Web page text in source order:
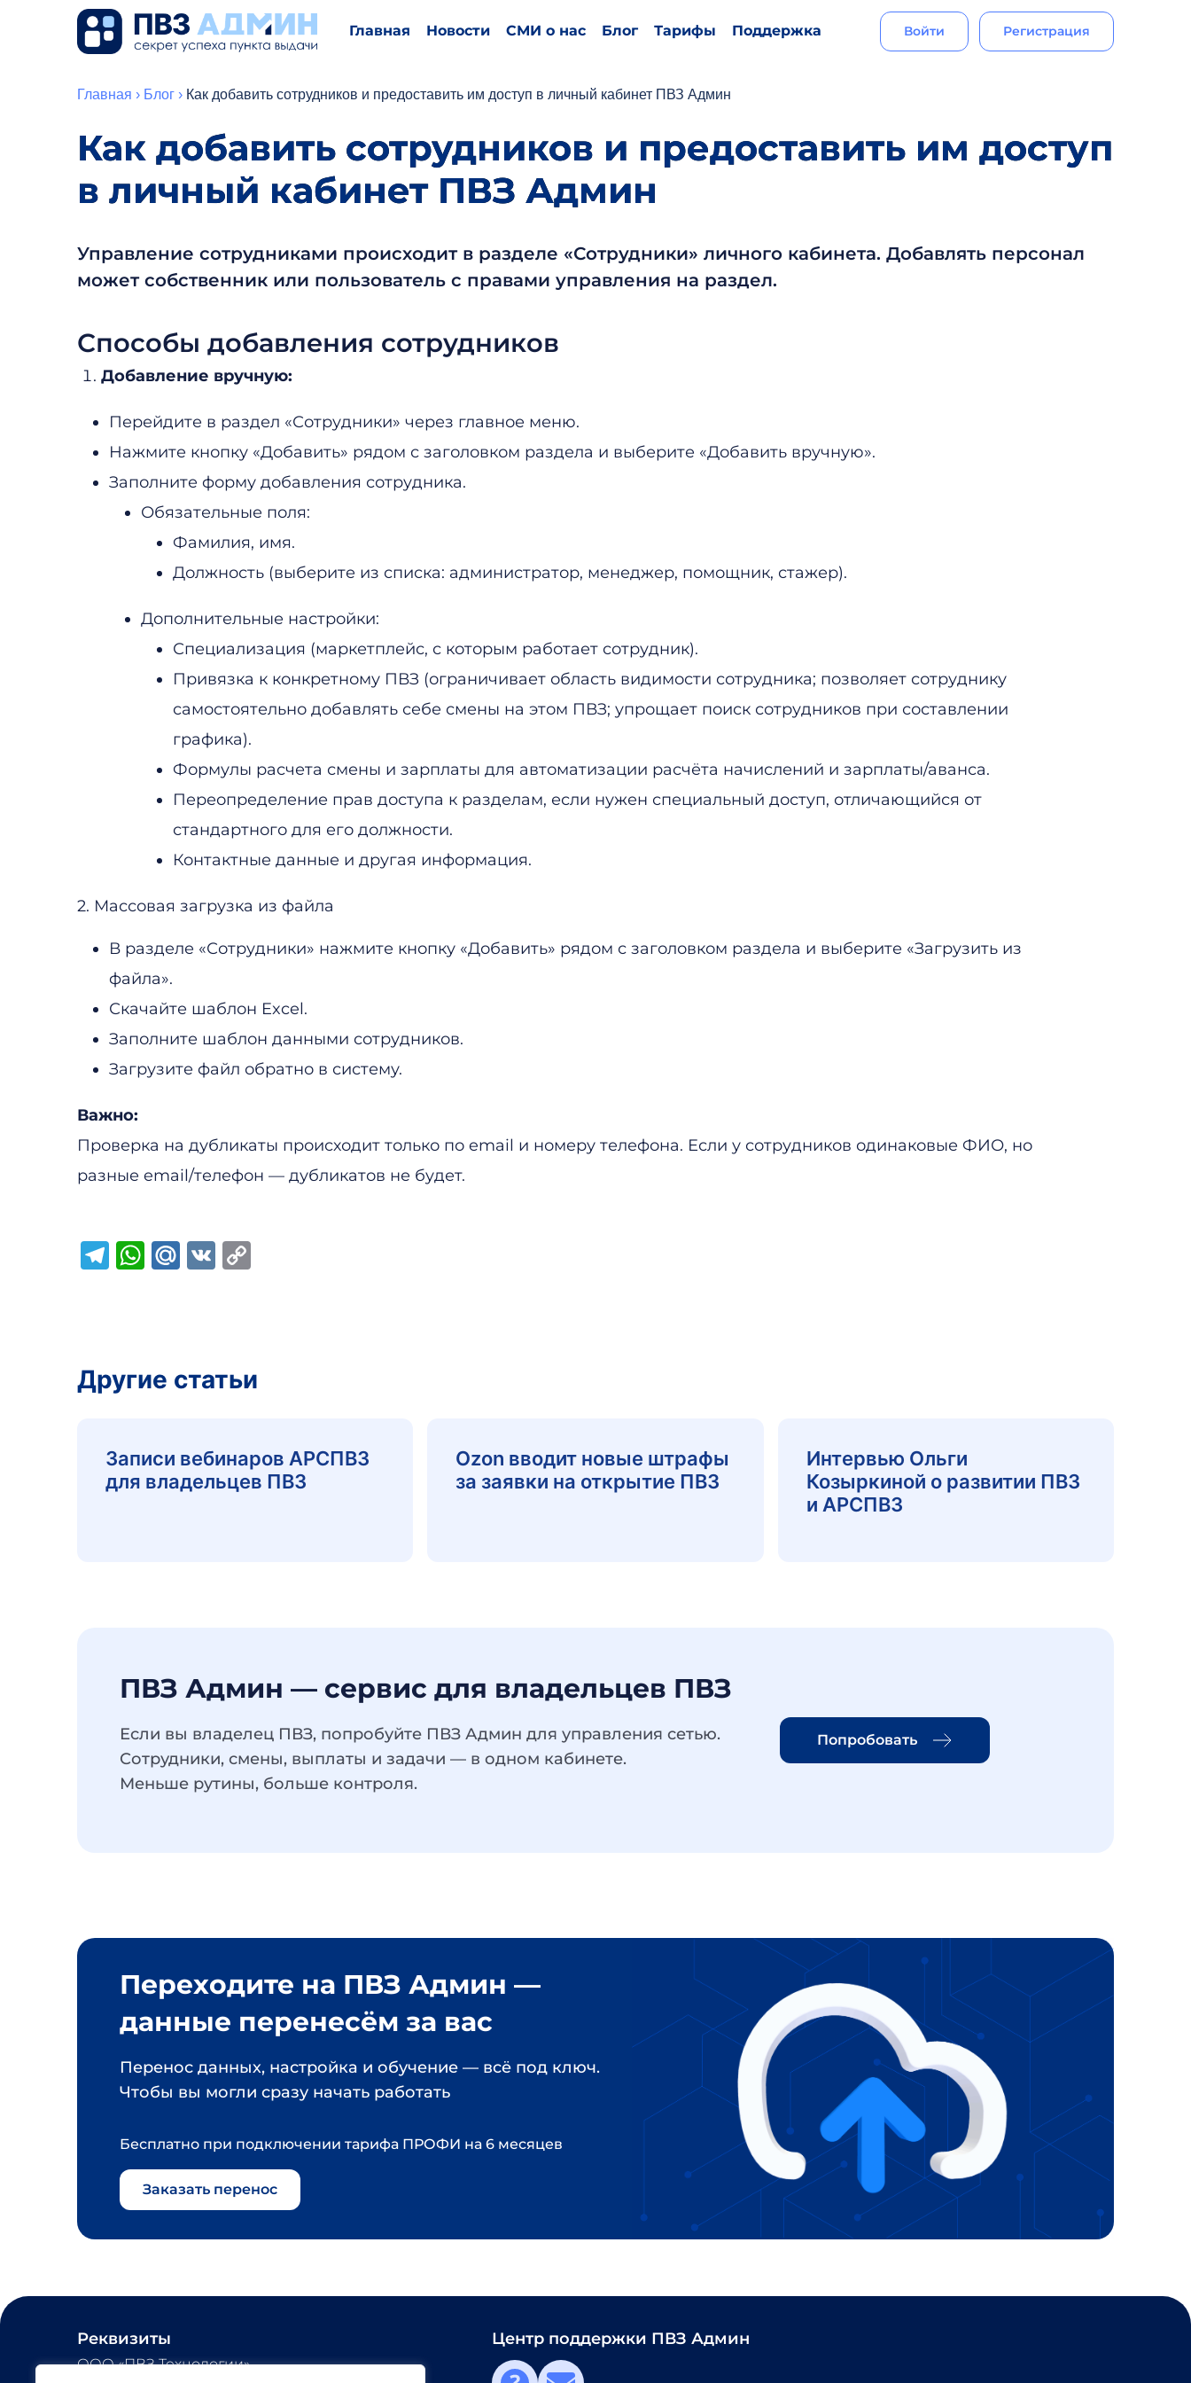
Главная Новости СМИ о нас Блог Тарифы Поддержка Войти Регистрация
Главная › Блог › Как добавить сотрудников и предоставить им доступ в личный кабинет ПВЗ Админ
Как добавить сотрудников и предоставить им доступ
в личный кабинет ПВЗ Админ
Управление сотрудниками происходит в разделе «Сотрудники» личного кабинета. Добавлять персонал
может собственник или пользователь с правами управления на раздел.
Способы добавления сотрудников
Добавление вручную:
Перейдите в раздел «Сотрудники» через главное меню.
Нажмите кнопку «Добавить» рядом с заголовком раздела и выберите «Добавить вручную».
Заполните форму добавления сотрудника.
Обязательные поля:
Фамилия, имя.
Должность (выберите из списка: администратор, менеджер, помощник, стажер).
Дополнительные настройки:
Специализация (маркетплейс, с которым работает сотрудник).
Привязка к конкретному ПВЗ (ограничивает область видимости сотрудника; позволяет сотруднику
самостоятельно добавлять себе смены на этом ПВЗ; упрощает поиск сотрудников при составлении
графика).
Формулы расчета смены и зарплаты для автоматизации расчёта начислений и зарплаты/аванса.
Переопределение прав доступа к разделам, если нужен специальный доступ, отличающийся от
стандартного для его должности.
Контактные данные и другая информация.
2. Массовая загрузка из файла
В разделе «Сотрудники» нажмите кнопку «Добавить» рядом с заголовком раздела и выберите «Загрузить из
файла».
Скачайте шаблон Excel.
Заполните шаблон данными сотрудников.
Загрузите файл обратно в систему.
Важно:
Проверка на дубликаты происходит только по email и номеру телефона. Если у сотрудников одинаковые ФИО, но
разные email/телефон — дубликатов не будет.
Telegram
WhatsApp
Mail.Ru
VK
Другие статьи
Записи вебинаров АРСПВЗ
для владельцев ПВЗ
Ozon вводит новые штрафы
за заявки на открытие ПВЗ
Интервью Ольги
Козыркиной о развитии ПВЗ
и АРСПВЗ
ПВЗ Админ — сервис для владельцев ПВЗ
Если вы владелец ПВЗ, попробуйте ПВЗ Админ для управления сетью.
Сотрудники, смены, выплаты и задачи — в одном кабинете.
Меньше рутины, больше контроля.
Попробовать
Переходите на ПВЗ Админ —
данные перенесём за вас
Перенос данных, настройка и обучение — всё под ключ.
Чтобы вы могли сразу начать работать
Бесплатно при подключении тарифа ПРОФИ на 6 месяцев
Заказать перенос
Реквизиты
ООО «ПВЗ Технологии»
Центр поддержки ПВЗ Админ